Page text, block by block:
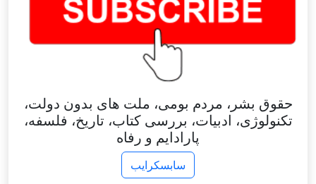
حقوق بشر، مردم بومی، ملت های بدون دولت،
تکنولوژی، ادبیات، بررسی کتاب، تاریخ، فلسفه،
پارادایم و رفاه
سابسکرایب